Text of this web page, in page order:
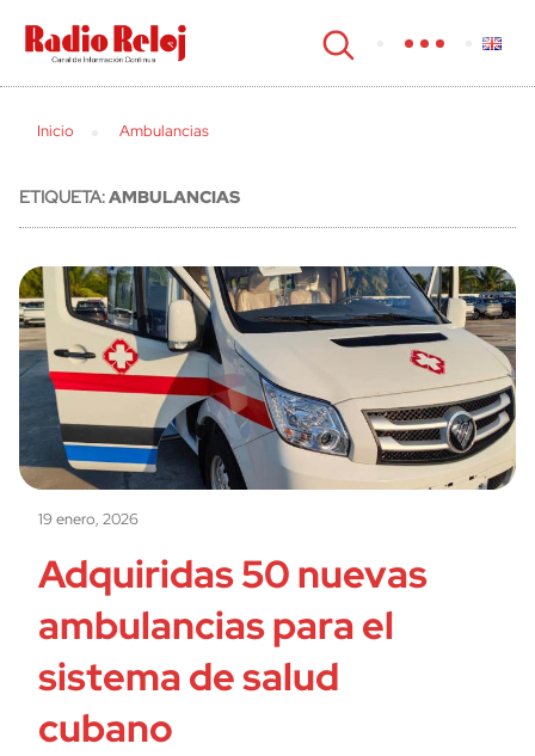
cerrar
Inicio Ambulancias
ETIQUETA:AMBULANCIAS
19 enero, 2026
Adquiridas 50 nuevas
ambulancias para el
sistema de salud
cubano